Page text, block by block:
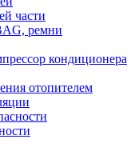
части
ремни
кондиционера
отопителем